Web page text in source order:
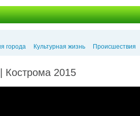
АЭС
20 человек
города Культурная жизнь Происшествия
2015